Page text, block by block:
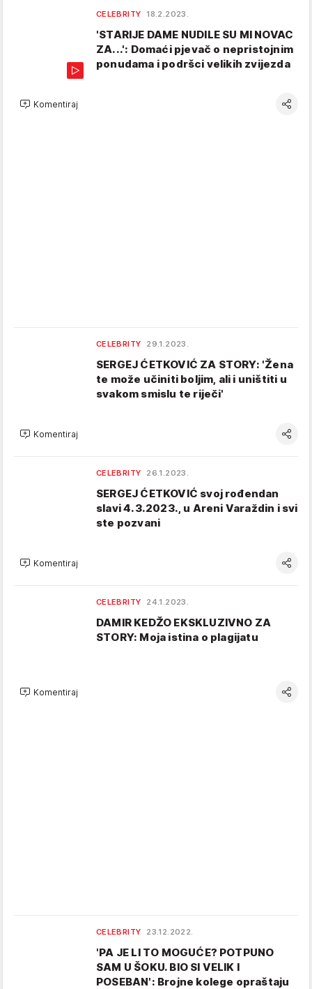
CELEBRITY 18.2.2023.
'STARIJE DAME NUDILE SU MI NOVAC
ZA...': Domaći pjevač o nepristojnim
ponudama i podršci velikih zvijezda
Komentiraj
CELEBRITY 29.1.2023.
SERGEJ ĆETKOVIĆ ZA STORY: 'Žena
te može učiniti boljim, ali i uništiti u
svakom smislu te riječi'
Komentiraj
CELEBRITY 26.1.2023.
SERGEJ ĆETKOVIĆ svoj rođendan
slavi 4.3.2023., u Areni Varaždin i svi
ste pozvani
Komentiraj
CELEBRITY 24.1.2023.
DAMIR KEDŽO EKSKLUZIVNO ZA
STORY: Moja istina o plagijatu
Komentiraj
CELEBRITY 23.12.2022.
'PA JE LI TO MOGUĆE? POTPUNO
SAM U ŠOKU. BIO SI VELIK I
POSEBAN': Brojne kolege opraštaju